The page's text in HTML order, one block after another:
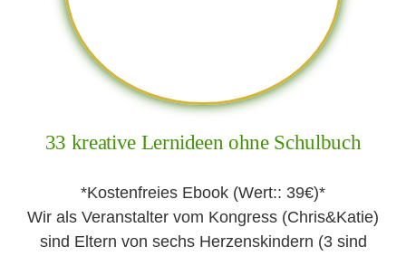
33 kreative Lernideen ohne Schulbuch
*Kostenfreies Ebook (Wert:: 39€)*
Wir als Veranstalter vom Kongress (Chris&Katie)
sind Eltern von sechs Herzenskindern (3 sind